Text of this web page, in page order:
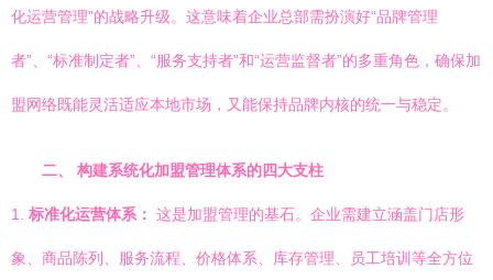
化运营管理”的战略升级。这意味着企业总部需扮演好“品牌管理
者”、“标准制定者”、“服务支持者”和“运营监督者”的多重角色，确保加
盟网络既能灵活适应本地市场，又能保持品牌内核的统一与稳定。
二、 构建系统化加盟管理体系的四大支柱
1. 标准化运营体系： 这是加盟管理的基石。企业需建立涵盖门店形
象、商品陈列、服务流程、价格体系、库存管理、员工培训等全方位